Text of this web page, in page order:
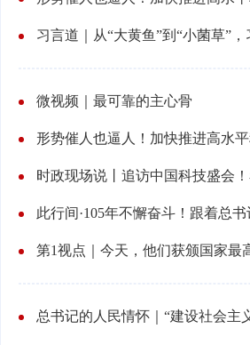
习言道｜从“大黄鱼”到“小菌草”
微视频｜最可靠的主心骨
形势催人也逼人！加快推进高水
时政现场说丨追访中国科技盛会
此行间·105年不懈奋斗！跟着总书
第1视点｜今天，他们获颁国家最
总书记的人民情怀｜“建设社会主